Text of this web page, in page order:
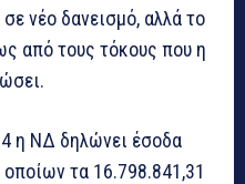
νέο δανεισμό, αλλά το
από τους τόκους που η
η ΝΔ δηλώνει έσοδα
τα 16.798.841,31